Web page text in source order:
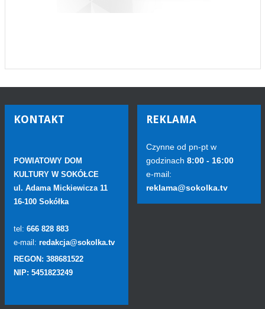
KONTAKT
POWIATOWY DOM
KULTURY W SOKÓŁCE
ul. Adama Mickiewicza 11
16-100 Sokółka
tel: 666 828 883
e-mail: redakcja@sokolka.tv
REGON: 388681522
NIP: 5451823249
REKLAMA
Czynne od pn-pt w
godzinach 8:00 - 16:00
e-mail:
reklama@sokolka.tv